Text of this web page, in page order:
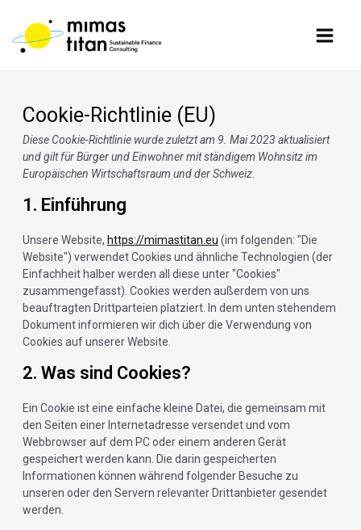
Inhalt
springen
Cookie-Richtlinie (EU)
Diese Cookie-Richtlinie wurde zuletzt am 9. Mai 2023 aktualisiert
und gilt für Bürger und Einwohner mit ständigem Wohnsitz im
Europäischen Wirtschaftsraum und der Schweiz.
1. Einführung
Unsere Website, https://mimastitan.eu (im folgenden: "Die
Website") verwendet Cookies und ähnliche Technologien (der
Einfachheit halber werden all diese unter "Cookies"
zusammengefasst). Cookies werden außerdem von uns
beauftragten Drittparteien platziert. In dem unten stehendem
Dokument informieren wir dich über die Verwendung von
Cookies auf unserer Website.
2. Was sind Cookies?
Ein Cookie ist eine einfache kleine Datei, die gemeinsam mit
den Seiten einer Internetadresse versendet und vom
Webbrowser auf dem PC oder einem anderen Gerät
gespeichert werden kann. Die darin gespeicherten
Informationen können während folgender Besuche zu
unseren oder den Servern relevanter Drittanbieter gesendet
werden.